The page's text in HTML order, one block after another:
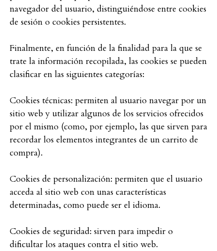
navegador del usuario, distinguiéndose entre cookies
de sesión o cookies persistentes.
Finalmente, en función de la finalidad para la que se
trate la información recopilada, las cookies se pueden
clasificar en las siguientes categorías:
Cookies técnicas: permiten al usuario navegar por un
sitio web y utilizar algunos de los servicios ofrecidos
por el mismo (como, por ejemplo, las que sirven para
recordar los elementos integrantes de un carrito de
compra).
Cookies de personalización: permiten que el usuario
acceda al sitio web con unas características
determinadas, como puede ser el idioma.
Cookies de seguridad: sirven para impedir o
dificultar los ataques contra el sitio web.